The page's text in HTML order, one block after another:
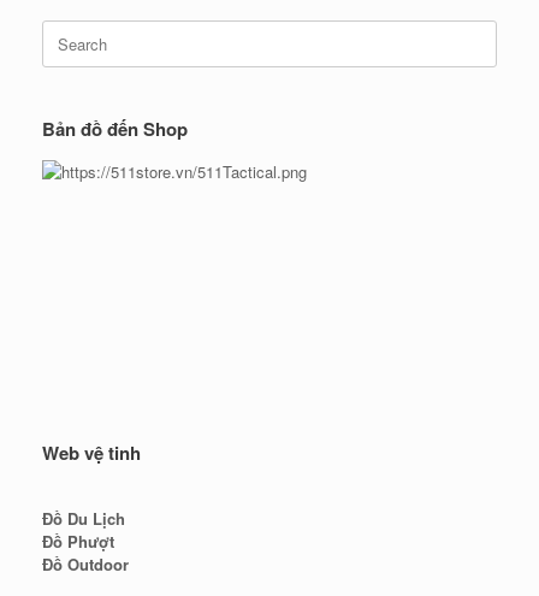
Search
for:
Bản đồ đến Shop
Web vệ tinh
Đồ Du Lịch
Đồ Phượt
Đồ Outdoor